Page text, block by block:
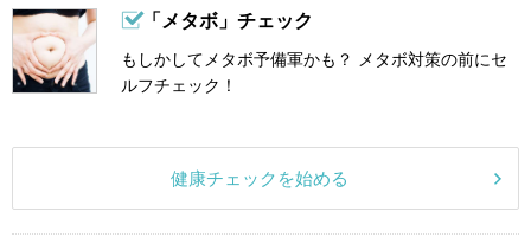
「メタボ」チェック
もしかしてメタボ予備軍かも？ メタボ対策の前にセ
ルフチェック！
健康チェックを始める